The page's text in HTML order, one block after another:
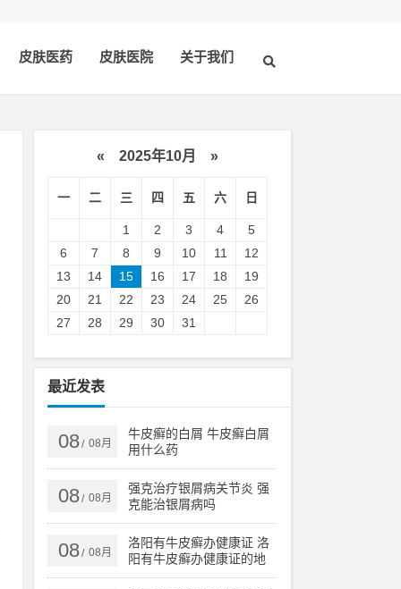
皮肤医药 皮肤医院 关于我们
« 2025年10月 »
一 二 三 四 五 六 日
1 2 3 4
5
6
7 8 9 10 11
12
13
14 15 16 17 18
19
20
21 22 23 24 25
26
27
28 29 30 31
最近发表
08/ 08月
牛皮癣的白屑 牛皮癣白屑
用什么药
08/ 08月
强克治疗银屑病关节炎 强
克能治银屑病吗
08/ 08月
洛阳有牛皮癣办健康证 洛
阳有牛皮癣办健康证的地
方吗